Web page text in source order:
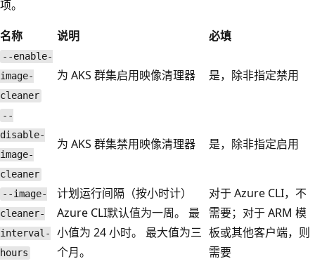
项。
名称
说明 必填
--enable-
image-
cleaner
为 AKS 群集启用映像清理器 是，除非指定禁用
--
disable-
image-
cleaner
为 AKS 群集禁用映像清理器 是，除非指定启用
--image-
cleaner-
interval-
hours
计划运行间隔（按小时计）
Azure CLI默认值为一周。 最
小值为 24 小时。 最大值为三
个月。
对于 Azure CLI，不
需要；对于 ARM 模
板或其他客户端，则
需要